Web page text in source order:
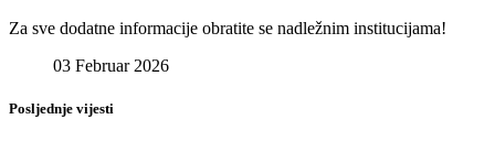
Za sve dodatne informacije obratite se nadležnim institucijama!
03 Februar 2026
Posljednje vijesti